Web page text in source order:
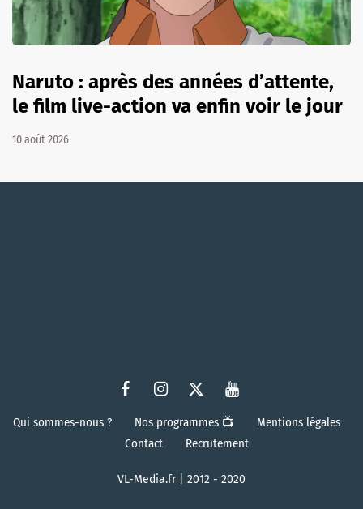
Naruto : après des années d’attente,
le film live-action va enfin voir le jour
10 août 2026
Qui sommes-nous ? Nos programmes 📺
Mentions légales
Contact
Recrutement
VL-Media.fr | 2012 - 2020